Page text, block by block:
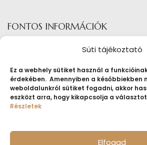
Süti tájékoztató
Ez a webhely sütiket használ a
érdekében. Amennyiben a későbbiekben
weboldalunkról sütiket fogadni, akkor
eszközt arra, hogy kikapcsolja a
Részletek
Elfogad
FONTOS INFORMÁCIÓK
Adatkezelési tájékoztató
Általános Szerződési Feltételek
Tájékoztató sütik alkalmazásáról